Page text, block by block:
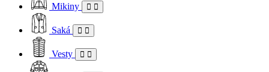
Mikiny
Saká
Vesty